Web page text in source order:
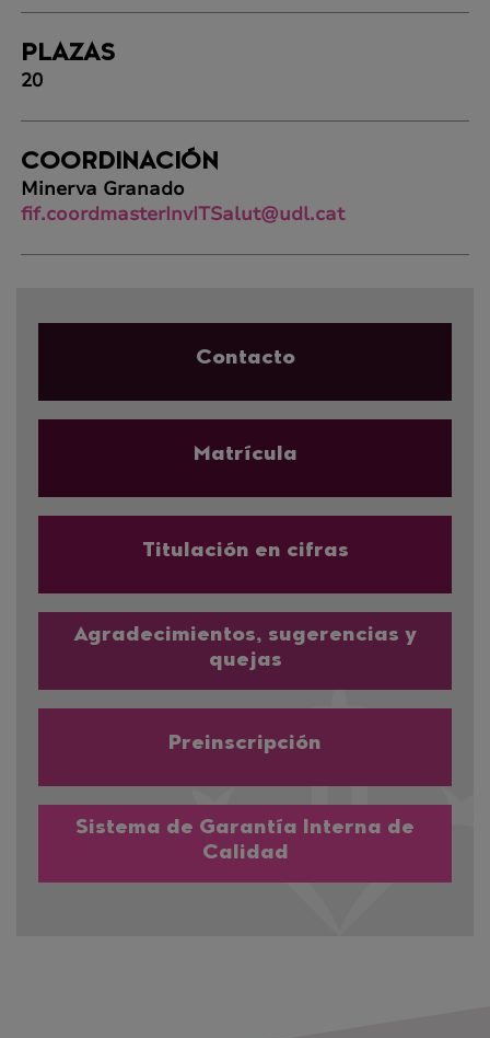
PLAZAS
20
COORDINACIÓN
Minerva Granado
fif.coordmasterInvITSalut@udl.cat
Contacto
Matrícula
Titulación en cifras
Agradecimientos, sugerencias y
quejas
Preinscripción
Sistema de Garantía Interna de
Calidad